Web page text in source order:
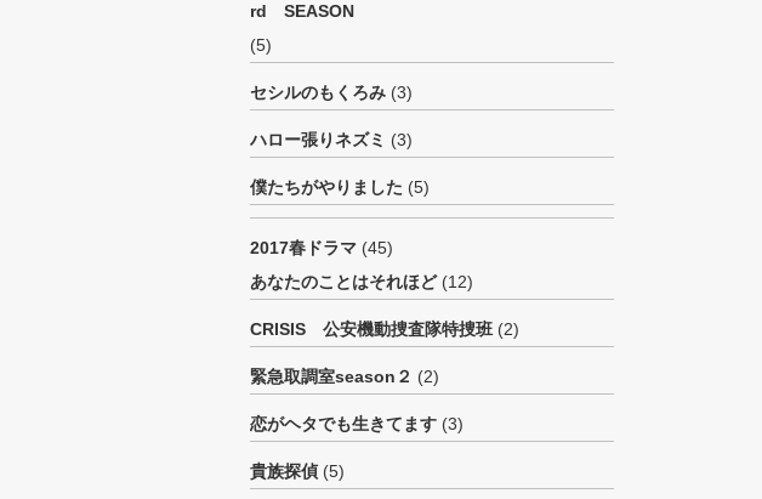
rd SEASON
(5)
セシルのもくろみ (3)
ハロー張りネズミ (3)
僕たちがやりました (5)
2017春ドラマ (45)
あなたのことはそれほど(12)
CRISIS 公安機動捜査隊特捜班 (2)
緊急取調室season２ (2)
恋がヘタでも生きてます (3)
貴族探偵 (5)